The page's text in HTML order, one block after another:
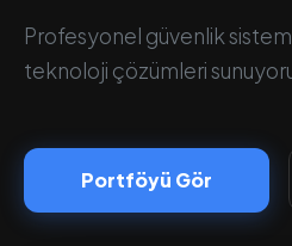
Profesyonel güvenlik
teknoloji çözümleri
Portföyü Gör